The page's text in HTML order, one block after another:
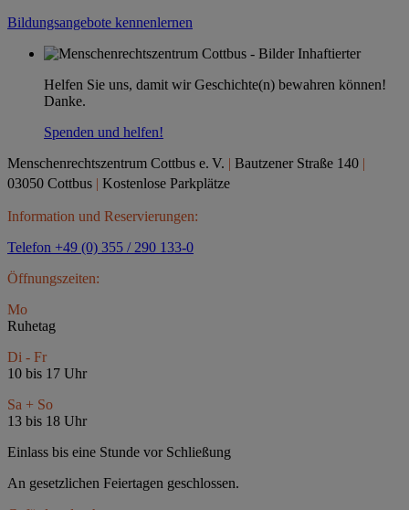
Bildungsangebote kennenlernen
Helfen Sie uns, damit wir Geschichte(n) bewahren können!
Danke.
Spenden und helfen!
Menschenrechtszentrum Cottbus e. V. | Bautzener Straße 140 |
03050 Cottbus | Kostenlose Parkplätze
Information und Reservierungen:
Telefon +49 (0) 355 / 290 133-0
Öffnungszeiten:
Mo
Ruhetag
Di - Fr
10 bis 17 Uhr
Sa + So
13 bis 18 Uhr
Einlass bis eine Stunde vor Schließung
An gesetzlichen Feiertagen geschlossen.